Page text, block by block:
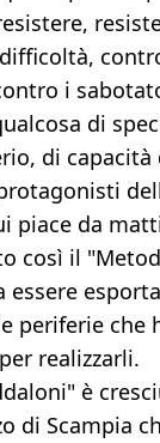
i
di
di capacità
piace da
così il
essere
periferie che
realizzarli.
è
di Scampia